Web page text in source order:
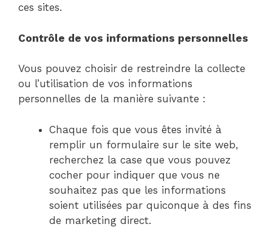
ces sites.
Contrôle de vos informations personnelles
Vous pouvez choisir de restreindre la collecte
ou l’utilisation de vos informations
personnelles de la manière suivante :
Chaque fois que vous êtes invité à
remplir un formulaire sur le site web,
recherchez la case que vous pouvez
cocher pour indiquer que vous ne
souhaitez pas que les informations
soient utilisées par quiconque à des fins
de marketing direct.